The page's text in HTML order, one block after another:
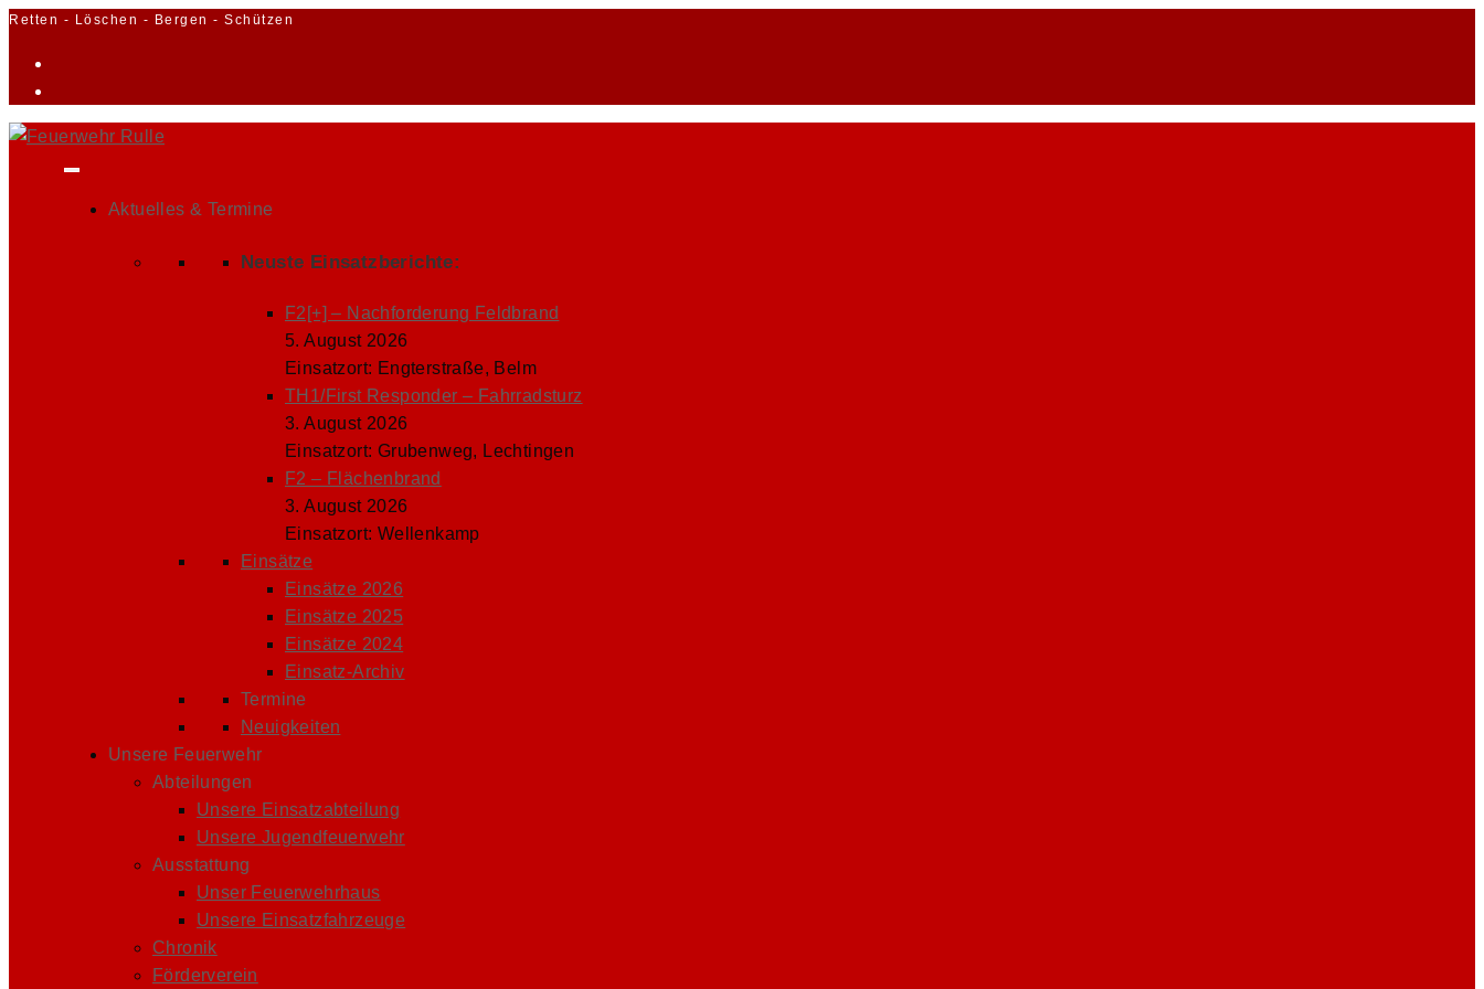
Zum
Retten - Löschen - Bergen - Schützen
Aktuelles & Termine
Neuste Einsatzberichte:
F2[+] – Nachforderung Feldbrand
5. August 2026
Einsatzort: Engterstraße, Belm
TH1/First Responder – Fahrradsturz
3. August 2026
Einsatzort: Grubenweg, Lechtingen
F2 – Flächenbrand
3. August 2026
Einsatzort: Wellenkamp
Einsätze
Einsätze 2026
Einsätze 2025
Einsätze 2024
Einsatz-Archiv
Termine
Neuigkeiten
Unsere Feuerwehr
Abteilungen
Unsere Einsatzabteilung
Unsere Jugendfeuerwehr
Ausstattung
Unser Feuerwehrhaus
Unsere Einsatzfahrzeuge
Chronik
Förderverein